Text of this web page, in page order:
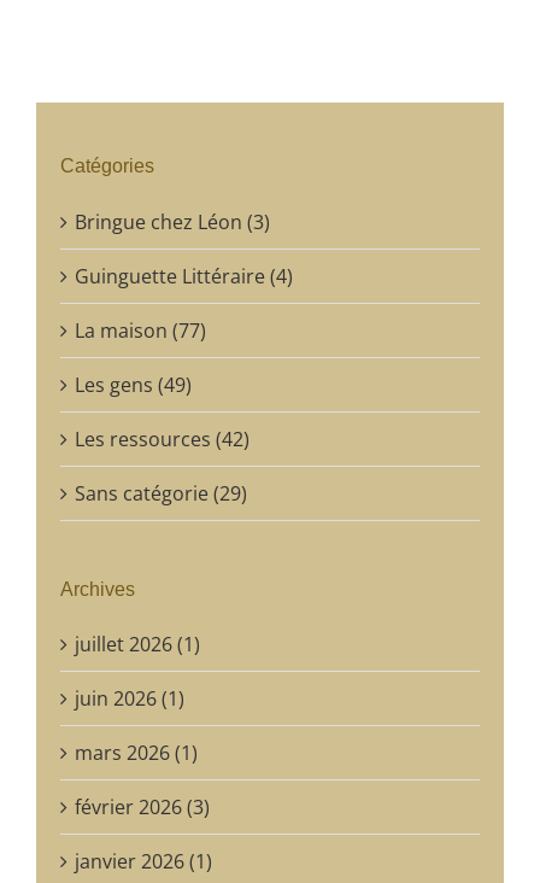
Catégories
Bringue chez Léon (3)
Guinguette Littéraire (4)
La maison (77)
Les gens (49)
Les ressources (42)
Sans catégorie (29)
Archives
juillet 2026 (1)
juin 2026 (1)
mars 2026 (1)
février 2026 (3)
janvier 2026 (1)